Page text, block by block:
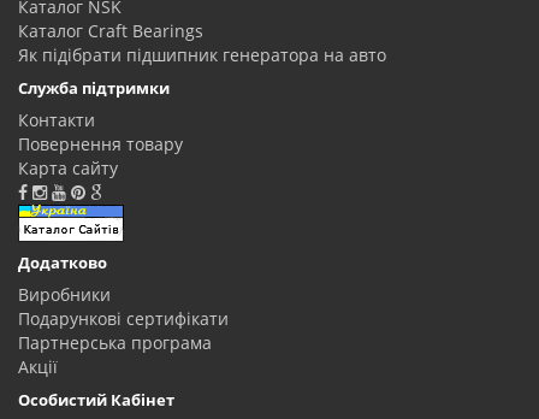
Каталог NSK
Каталог Craft Bearings
Як підібрати підшипник генератора на авто
Служба підтримки
Контакти
Повернення товару
Карта сайту
Додатково
Виробники
Подарункові сертифікати
Партнерська програма
Акції
Особистий Кабінет